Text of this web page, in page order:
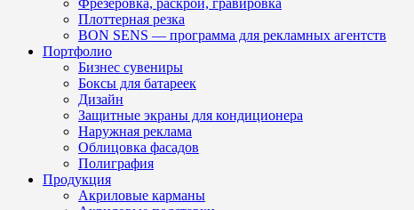
Фрезеровка, раскрой, гравировка
Плоттерная резка
BON SENS — программа для рекламных агентств
Портфолио
Бизнес сувениры
Боксы для батареек
Дизайн
Защитные экраны для кондиционера
Наружная реклама
Облицовка фасадов
Полиграфия
Продукция
Акриловые карманы